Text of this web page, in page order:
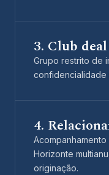
3. Club
Grupo restrito de
confidencialidade
4.
Horizonte
originação.